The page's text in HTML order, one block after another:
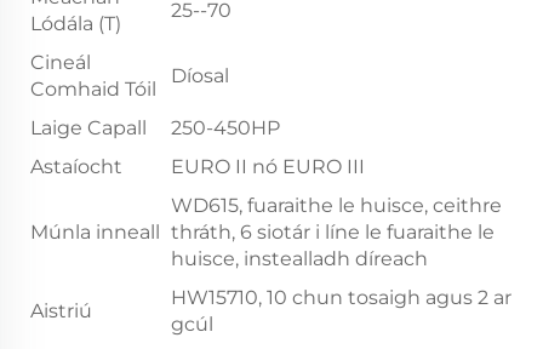
Lódála (T)
25--70
Cineál
Comhaid Tóil
Díosal
Laige Capall
250-450HP
Astaíocht
EURO II nó EURO III
Múnla inneall
WD615, fuaraithe le huisce, ceithre
thráth, 6 siotár i líne le fuaraithe le
huisce, instealladh díreach
Aistriú
HW15710, 10 chun tosaigh agus 2 ar
gcúl